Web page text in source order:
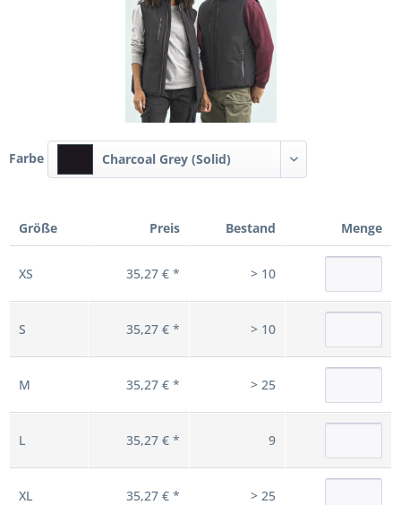
Farbe Charcoal Grey (Solid)
Größe Preis Bestand Menge
XS 35,27 € * > 10
S 35,27 € * > 10
M 35,27 € * > 25
L 35,27 € * 9
XL 35,27 € * > 25